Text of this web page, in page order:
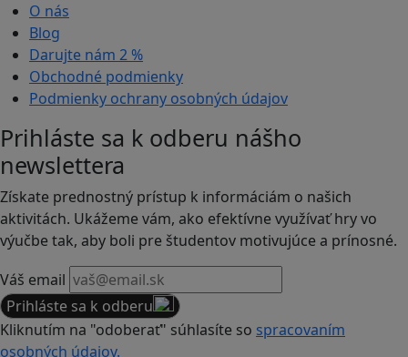
O nás
Blog
Darujte nám 2 %
Obchodné podmienky
Podmienky ochrany osobných údajov
Prihláste sa k odberu nášho
newslettera
Získate prednostný prístup k informáciám o našich
aktivitách. Ukážeme vám, ako efektívne využívať hry vo
výučbe tak, aby boli pre študentov motivujúce a prínosné.
Váš email
Prihláste sa k odberu
Kliknutím na "odoberať" súhlasíte so spracovaním
osobných údajov.